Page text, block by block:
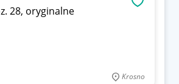
28, oryginalne
Krosno